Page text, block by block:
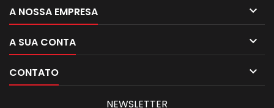
A NOSSA EMPRESA 
A SUA CONTA 
CONTATO 
NEWSLETTER